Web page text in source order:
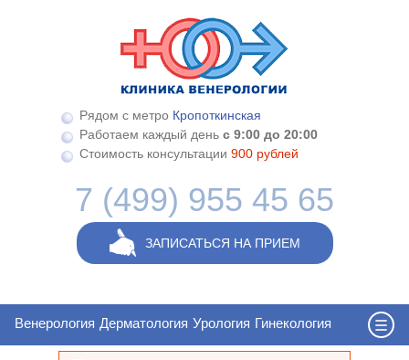
Рядом с метро Кропоткинская
Работаем каждый день с 9:00 до 20:00
Стоимость консультации 900 рублей
7 (499) 955 45 65
ЗАПИСАТЬСЯ НА ПРИЕМ
Венерология Дерматология Урология Гинекология